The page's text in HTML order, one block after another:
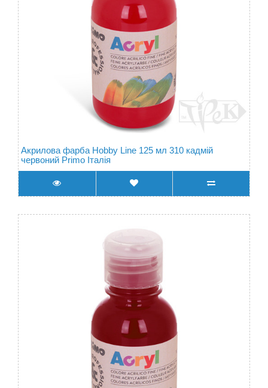
Акрилова фарба Hobby Line 125 мл 310 кадмій
червоний Primo Італія